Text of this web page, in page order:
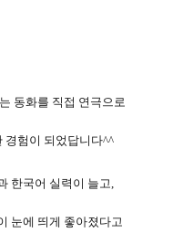
동화를 직접 연극으로
경험이 되었답니다^^
한국어 실력이 늘고,
눈에 띄게 좋아졌다고